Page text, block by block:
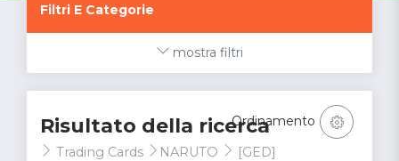
Filtri E Categorie
mostra filtri
Risultato della ricerca
Trading Cards NARUTO [GED]
Ordinamento